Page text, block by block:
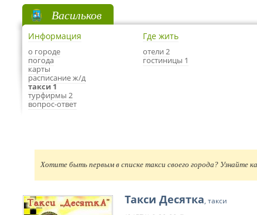
Васильков
Информация
о городе
погода
карты
расписание ж/д
такси 1
турфирмы 2
вопрос-ответ
Где жить
отели 2
гостиницы 1
Хотите быть первым в списке такси своего города? Узнайте
Такси Десятка, такси